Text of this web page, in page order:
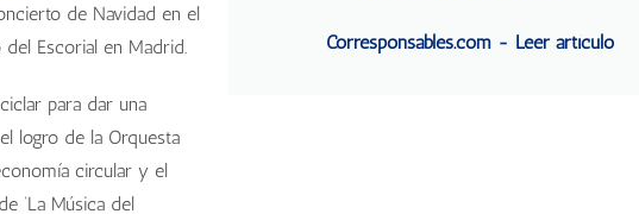
de Navidad en el
Escorial en Madrid.
para dar una
logro de la Orquesta
circular y el
‘La Música del
Corresponsables.com - Leer artículo